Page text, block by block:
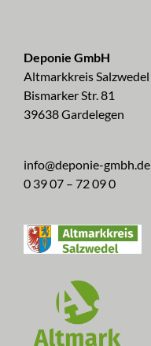
Deponie GmbH
Altmarkkreis Salzwedel
Bismarker Str. 81
39638 Gardelegen
info@deponie-gmbh.de
0 39 07 – 72 09 0